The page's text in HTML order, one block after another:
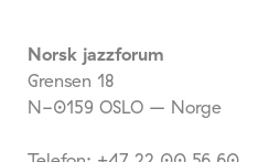
Norsk jazzforum
Grensen 18
N-0159 OSLO – Norge